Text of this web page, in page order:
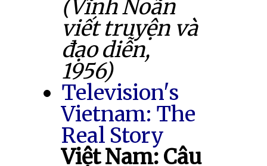
(Vĩnh Noãn
viết truyện và
đạo diễn,
1956)
Television's
Vietnam: The
Real Story
Việt Nam: Câu